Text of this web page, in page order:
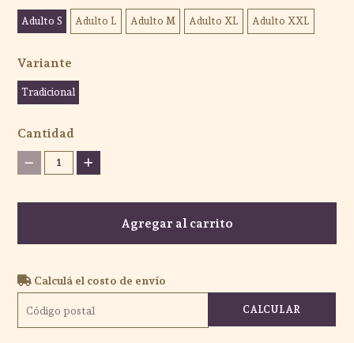
Adulto S Adulto L Adulto M Adulto XL Adulto XXL
Variante
Tradicional
Cantidad
1
Agregar al carrito
Calculá el costo de envío
CALCULAR